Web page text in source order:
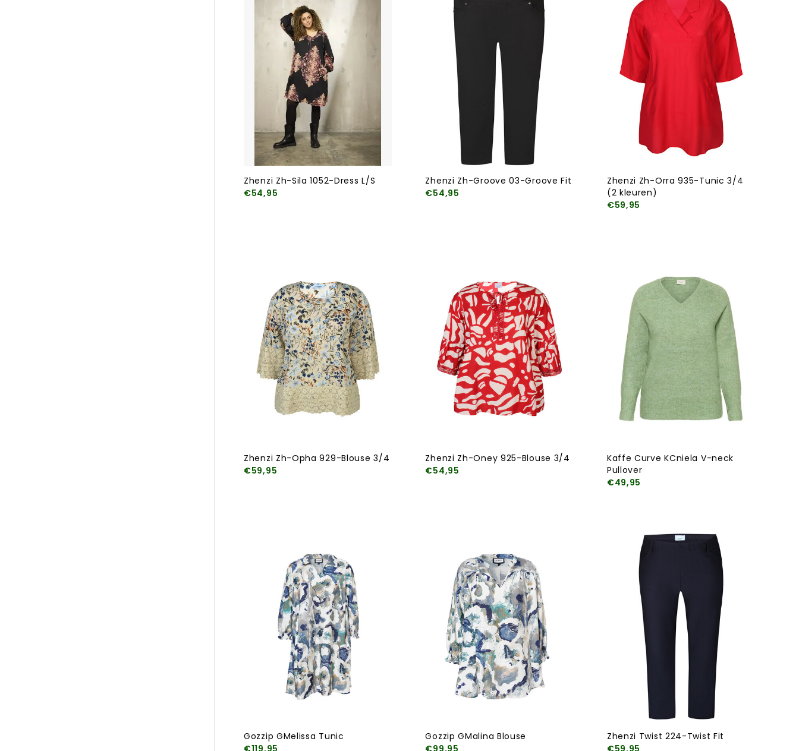
Zhenzi Zh-Sila 1052-Dress L/S
€54,95
Zhenzi Zh-Groove 03-Groove Fit
€54,95
Zhenzi Zh-Orra 935-Tunic 3/4
(2 kleuren)
€59,95
Zhenzi Zh-Opha 929-Blouse 3/4
€59,95
Zhenzi Zh-Oney 925-Blouse 3/4
€54,95
Kaffe Curve KCniela V-neck
Pullover
€49,95
Gozzip GMelissa Tunic
€119,95
Gozzip GMalina Blouse
€99,95
Zhenzi Twist 224-Twist Fit
€59,95